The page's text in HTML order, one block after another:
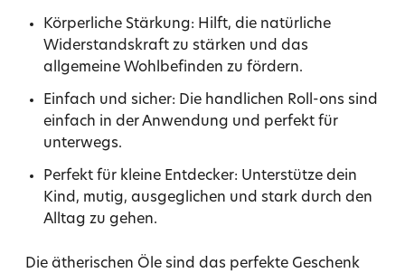
Körperliche Stärkung: Hilft, die natürliche
Widerstandskraft zu stärken und das
allgemeine Wohlbefinden zu fördern.
Einfach und sicher: Die handlichen Roll-ons sind
einfach in der Anwendung und perfekt für
unterwegs.
Perfekt für kleine Entdecker: Unterstütze dein
Kind, mutig, ausgeglichen und stark durch den
Alltag zu gehen.
Die ätherischen Öle sind das perfekte Geschenk